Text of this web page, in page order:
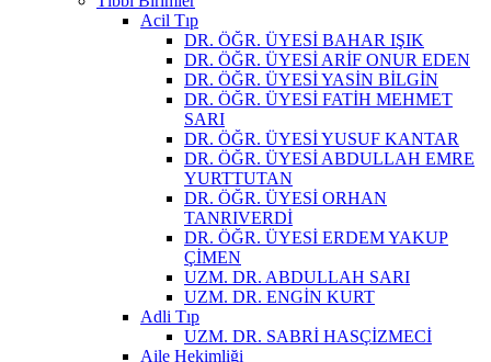
Acil Tıp
DR. ÖĞR. ÜYESİ BAHAR IŞIK
DR. ÖĞR. ÜYESİ ARİF ONUR EDEN
DR. ÖĞR. ÜYESİ YASİN BİLGİN
DR. ÖĞR. ÜYESİ FATİH MEHMET
SARI
DR. ÖĞR. ÜYESİ YUSUF KANTAR
DR. ÖĞR. ÜYESİ ABDULLAH EMRE
YURTTUTAN
DR. ÖĞR. ÜYESİ ORHAN
TANRIVERDİ
DR. ÖĞR. ÜYESİ ERDEM YAKUP
ÇİMEN
UZM. DR. ABDULLAH SARI
UZM. DR. ENGİN KURT
Adli Tıp
UZM. DR. SABRİ HASÇİZMECİ
Aile Hekimliği